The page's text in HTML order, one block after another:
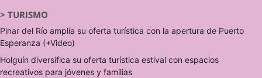
> TURISMO
Pinar del Río amplía su oferta turística con la apertura de Puerto
Esperanza (+Video)
Holguín diversifica su oferta turística estival con espacios
recreativos para jóvenes y familias